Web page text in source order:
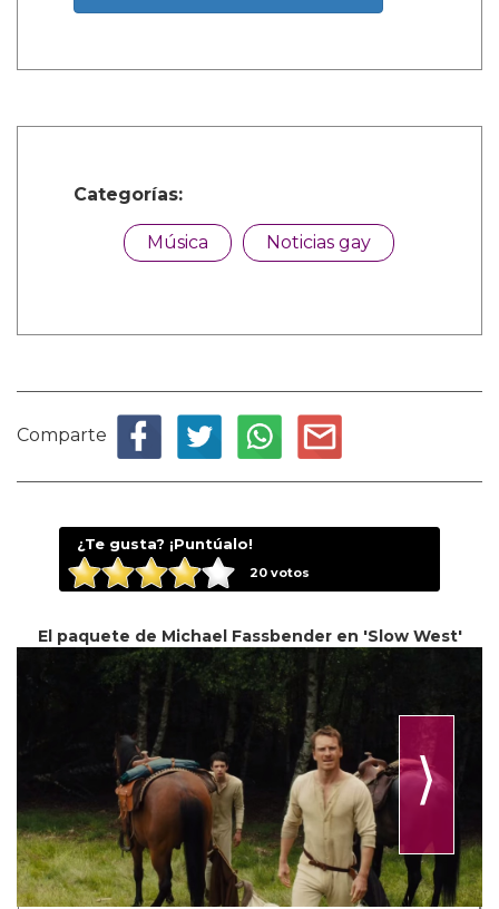
Categorías:
Música Noticias gay
Comparte
¿Te gusta? ¡Puntúalo!
20votos
El paquete de Michael Fassbender en 'Slow West'
⟩